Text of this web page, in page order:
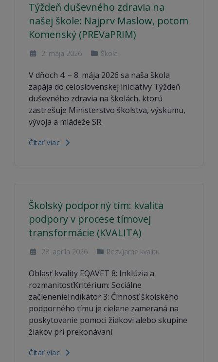
Týždeň duševného zdravia na
našej škole: Najprv Maslow, potom
Komenský (PREVaPRIM)
2. mája 2026 Škola
V dňoch 4. – 8. mája 2026 sa naša škola
zapája do celoslovenskej iniciatívy Týždeň
duševného zdravia na školách, ktorú
zastrešuje Ministerstvo školstva, výskumu,
vývoja a mládeže SR.
Čítať viac
Školský podporný tím: kvalita
podpory v procese tímovej
transformácie (KVALITA)
28. apríla 2026 Rozvíjame kvalitu
Oblasť kvality EQAVET 8: Inklúzia a
rozmanitosťKritérium: Sociálne
začlenenieIndikátor 3: Činnosť školského
podporného tímu je cielene zameraná na
poskytovanie pomoci žiakovi alebo skupine
žiakov pri prekonávaní
Čítať viac